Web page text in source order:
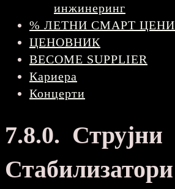
инжинеринг
% ЛЕТНИ СМАРТ ЦЕНИ
ЦЕНОВНИК
BECOME SUPPLIER
Кариера
Концерти
7.8.0. Струјни
Стабилизатори